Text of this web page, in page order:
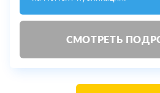
СМОТРЕТЬ